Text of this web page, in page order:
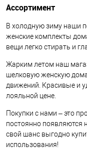
Ассортимент
В холодную зиму наши
женские комплекты
вещи легко стирать и
Жарким летом наш
шелковую женскую
движений. Красивые и
лояльной цене.
Покупки с нами – это
постоянно появляются
свой шанс выгодно
использования!